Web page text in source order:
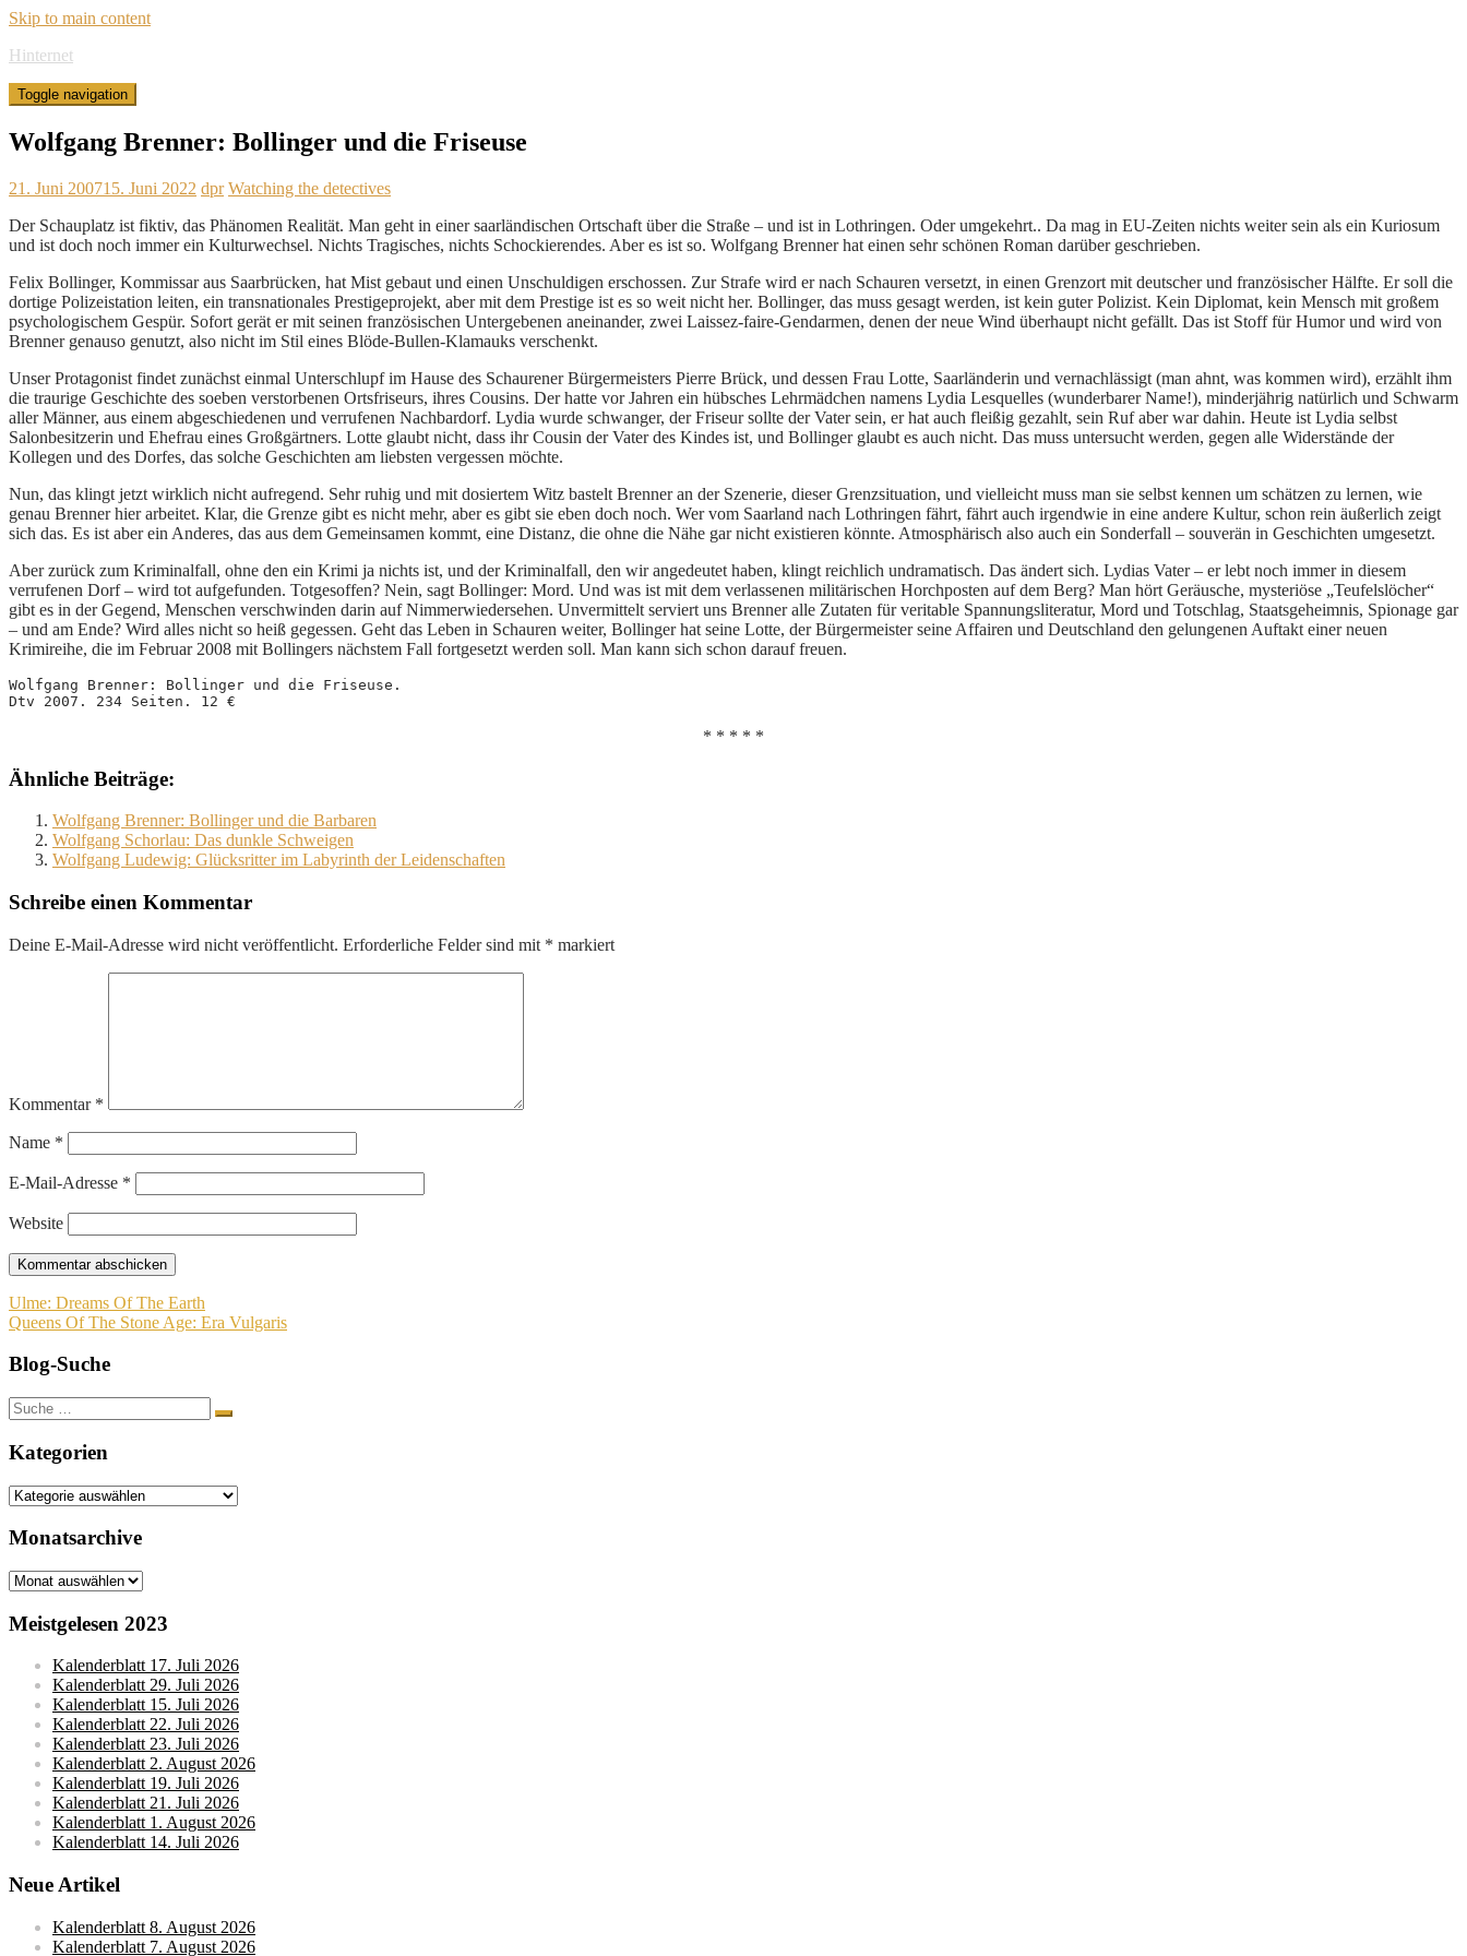
Skip to main content
Hinternet
Toggle navigation
Wolfgang Brenner: Bollinger und die Friseuse
21. Juni 200715. Juni 2022 dpr Watching the detectives
Der Schauplatz ist fiktiv, das Phänomen Realität. Man geht in einer saarländischen Ortschaft über die Straße – und ist in Lothringen. Oder umgekehrt.. Da mag in EU-Zeiten nichts weiter sein als ein Kuriosum
und ist doch noch immer ein Kulturwechsel. Nichts Tragisches, nichts Schockierendes. Aber es ist so. Wolfgang Brenner hat einen sehr schönen Roman darüber geschrieben.
Felix Bollinger, Kommissar aus Saarbrücken, hat Mist gebaut und einen Unschuldigen erschossen. Zur Strafe wird er nach Schauren versetzt, in einen Grenzort mit deutscher und französischer Hälfte. Er soll die
dortige Polizeistation leiten, ein transnationales Prestigeprojekt, aber mit dem Prestige ist es so weit nicht her. Bollinger, das muss gesagt werden, ist kein guter Polizist. Kein Diplomat, kein Mensch mit großem
psychologischem Gespür. Sofort gerät er mit seinen französischen Untergebenen aneinander, zwei Laissez-faire-Gendarmen, denen der neue Wind überhaupt nicht gefällt. Das ist Stoff für Humor und wird von
Brenner genauso genutzt, also nicht im Stil eines Blöde-Bullen-Klamauks verschenkt.
Unser Protagonist findet zunächst einmal Unterschlupf im Hause des Schaurener Bürgermeisters Pierre Brück, und dessen Frau Lotte, Saarländerin und vernachlässigt (man ahnt, was kommen wird), erzählt ihm
die traurige Geschichte des soeben verstorbenen Ortsfriseurs, ihres Cousins. Der hatte vor Jahren ein hübsches Lehrmädchen namens Lydia Lesquelles (wunderbarer Name!), minderjährig natürlich und Schwarm
aller Männer, aus einem abgeschiedenen und verrufenen Nachbardorf. Lydia wurde schwanger, der Friseur sollte der Vater sein, er hat auch fleißig gezahlt, sein Ruf aber war dahin. Heute ist Lydia selbst
Salonbesitzerin und Ehefrau eines Großgärtners. Lotte glaubt nicht, dass ihr Cousin der Vater des Kindes ist, und Bollinger glaubt es auch nicht. Das muss untersucht werden, gegen alle Widerstände der
Kollegen und des Dorfes, das solche Geschichten am liebsten vergessen möchte.
Nun, das klingt jetzt wirklich nicht aufregend. Sehr ruhig und mit dosiertem Witz bastelt Brenner an der Szenerie, dieser Grenzsituation, und vielleicht muss man sie selbst kennen um schätzen zu lernen, wie
genau Brenner hier arbeitet. Klar, die Grenze gibt es nicht mehr, aber es gibt sie eben doch noch. Wer vom Saarland nach Lothringen fährt, fährt auch irgendwie in eine andere Kultur, schon rein äußerlich zeigt
sich das. Es ist aber ein Anderes, das aus dem Gemeinsamen kommt, eine Distanz, die ohne die Nähe gar nicht existieren könnte. Atmosphärisch also auch ein Sonderfall – souverän in Geschichten umgesetzt.
Aber zurück zum Kriminalfall, ohne den ein Krimi ja nichts ist, und der Kriminalfall, den wir angedeutet haben, klingt reichlich undramatisch. Das ändert sich. Lydias Vater – er lebt noch immer in diesem
verrufenen Dorf – wird tot aufgefunden. Totgesoffen? Nein, sagt Bollinger: Mord. Und was ist mit dem verlassenen militärischen Horchposten auf dem Berg? Man hört Geräusche, mysteriöse „Teufelslöcher“
gibt es in der Gegend, Menschen verschwinden darin auf Nimmerwiedersehen. Unvermittelt serviert uns Brenner alle Zutaten für veritable Spannungsliteratur, Mord und Totschlag, Staatsgeheimnis, Spionage gar
– und am Ende? Wird alles nicht so heiß gegessen. Geht das Leben in Schauren weiter, Bollinger hat seine Lotte, der Bürgermeister seine Affairen und Deutschland den gelungenen Auftakt einer neuen
Krimireihe, die im Februar 2008 mit Bollingers nächstem Fall fortgesetzt werden soll. Man kann sich schon darauf freuen.
Wolfgang Brenner: Bollinger und die Friseuse.
Dtv 2007. 234 Seiten. 12 €
* * * * *
Ähnliche Beiträge:
Wolfgang Brenner: Bollinger und die Barbaren
Wolfgang Schorlau: Das dunkle Schweigen
Wolfgang Ludewig: Glücksritter im Labyrinth der Leidenschaften
Schreibe einen Kommentar
Deine E-Mail-Adresse wird nicht veröffentlicht. Erforderliche Felder sind mit * markiert
Kommentar *
Name *
E-Mail-Adresse *
Website
Beitragsnavigation
Ulme: Dreams Of The Earth
Queens Of The Stone Age: Era Vulgaris
Blog-Suche
Suche
nach:
Kategorien
Kategorien
Monatsarchive
Monatsarchive
Meistgelesen 2023
Kalenderblatt 17. Juli 2026
Kalenderblatt 29. Juli 2026
Kalenderblatt 15. Juli 2026
Kalenderblatt 22. Juli 2026
Kalenderblatt 23. Juli 2026
Kalenderblatt 2. August 2026
Kalenderblatt 19. Juli 2026
Kalenderblatt 21. Juli 2026
Kalenderblatt 1. August 2026
Kalenderblatt 14. Juli 2026
Neue Artikel
Kalenderblatt 8. August 2026
Kalenderblatt 7. August 2026